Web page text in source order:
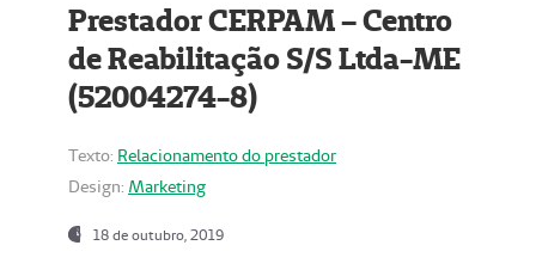
Prestador CERPAM – Centro
de Reabilitação S/S Ltda-ME
(52004274-8)
Texto: Relacionamento do prestador
Design: Marketing
18 de outubro, 2019